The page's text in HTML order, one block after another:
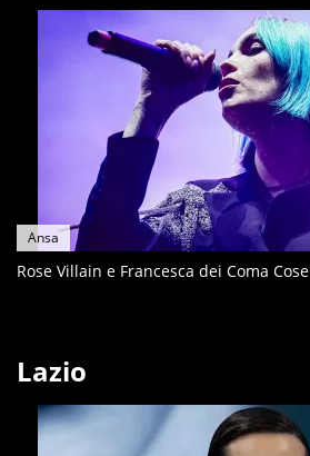
Ansa
Rose Villain e Francesca dei Coma Cose
Lazio